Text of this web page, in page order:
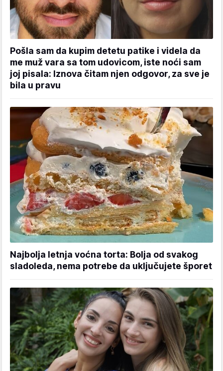
Pošla sam da kupim detetu patike i videla da
me muž vara sa tom udovicom, iste noći sam
joj pisala: Iznova čitam njen odgovor, za sve je
bila u pravu
Najbolja letnja voćna torta: Bolja od svakog
sladoleda, nema potrebe da uključujete šporet